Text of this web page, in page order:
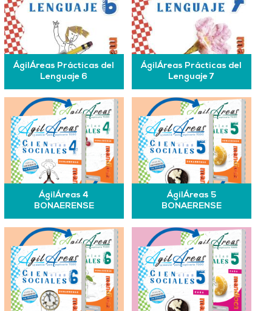
ÁgilÁreas Prácticas del
Lenguaje 6
ÁgilÁreas Prácticas del
Lenguaje 7
ÁgilÁreas 4
BONAERENSE
ÁgilÁreas 5
BONAERENSE